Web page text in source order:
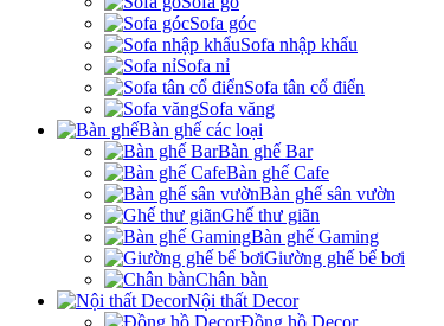
Sofa góc
Sofa nhập khẩu
Sofa nỉ
Sofa tân cổ điển
Sofa văng
Bàn ghế các loại
Bàn ghế Bar
Bàn ghế Cafe
Bàn ghế sân vườn
Ghế thư giãn
Bàn ghế Gaming
Giường ghế bể bơi
Chân bàn
Nội thất Decor